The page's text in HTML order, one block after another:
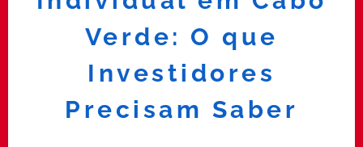
Verde: O que
Investidores
Precisam Saber